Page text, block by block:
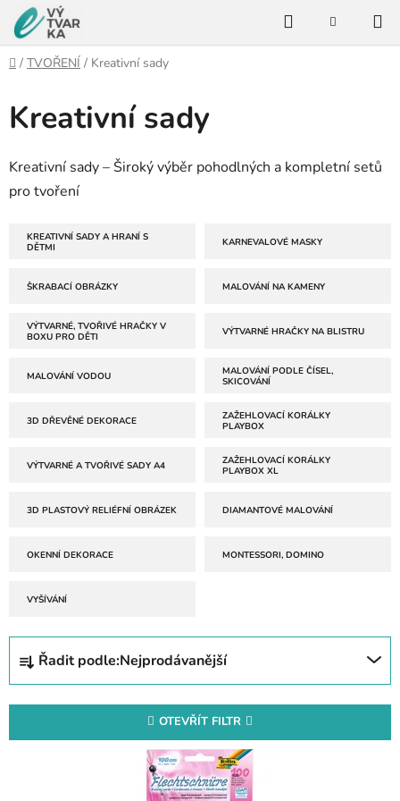
Přejít
na
obsah
HledatNÁKUPNÍ
Domů
/ TVOŘENÍ / Kreativní sady
Kreativní sady
Kreativní sady – Široký výběr pohodlných a kompletní setů
pro tvoření
KREATIVNÍ SADY A HRANÍ S
DĚTMI
KARNEVALOVÉ MASKY
ŠKRABACÍ OBRÁZKY MALOVÁNÍ NA KAMENY
VÝTVARNÉ, TVOŘIVÉ HRAČKY V
BOXU PRO DĚTI
VÝTVARNÉ HRAČKY NA BLISTRU
MALOVÁNÍ VODOU
MALOVÁNÍ PODLE ČÍSEL,
SKICOVÁNÍ
3D DŘEVĚNÉ DEKORACE
ZAŽEHLOVACÍ KORÁLKY
PLAYBOX
VÝTVARNÉ A TVOŘIVÉ SADY A4
ZAŽEHLOVACÍ KORÁLKY
PLAYBOX XL
3D PLASTOVÝ RELIÉFNÍ OBRÁZEK DIAMANTOVÉ MALOVÁNÍ
OKENNÍ DEKORACE MONTESSORI, DOMINO
VYŠÍVÁNÍ
Ř
z
n
Řadit podle:Nejprodávanější
OTEVŘÍT FILTR